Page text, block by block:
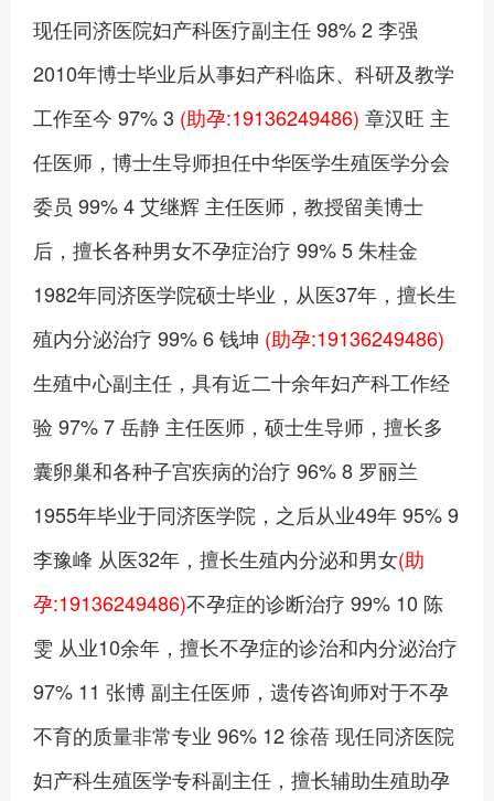
现任同济医院妇产科医疗副主任 98% 2 李强
2010年博士毕业后从事妇产科临床、科研及教学
工作至今 97% 3 (助孕:19136249486) 章汉旺 主
任医师，博士生导师担任中华医学生殖医学分会
委员 99% 4 艾继辉 主任医师，教授留美博士
后，擅长各种男女不孕症治疗 99% 5 朱桂金
1982年同济医学院硕士毕业，从医37年，擅长生
殖内分泌治疗 99% 6 钱坤 (助孕:19136249486)
生殖中心副主任，具有近二十余年妇产科工作经
验 97% 7 岳静 主任医师，硕士生导师，擅长多
囊卵巢和各种子宫疾病的治疗 96% 8 罗丽兰
1955年毕业于同济医学院，之后从业49年 95% 9
李豫峰 从医32年，擅长生殖内分泌和男女(助
孕:19136249486)不孕症的诊断治疗 99% 10 陈
雯 从业10余年，擅长不孕症的诊治和内分泌治疗
97% 11 张博 副主任医师，遗传咨询师对于不孕
不育的质量非常专业 96% 12 徐蓓 现任同济医院
妇产科生殖医学专科副主任，擅长辅助生殖助孕